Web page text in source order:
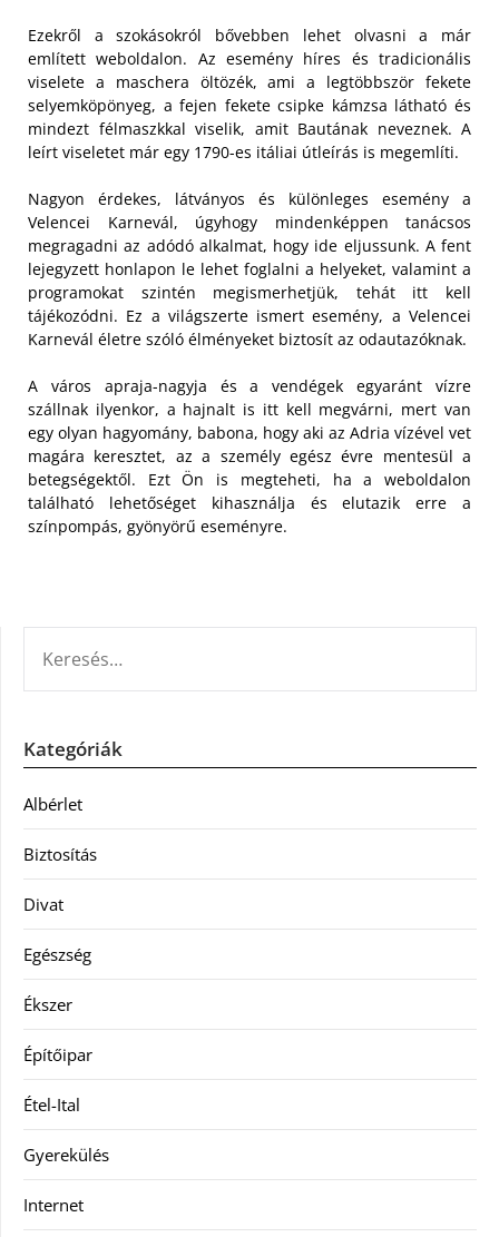
Ezekről a szokásokról bővebben lehet olvasni a már
említett weboldalon. Az esemény híres és tradicionális
viselete a maschera öltözék, ami a legtöbbször fekete
selyemköpönyeg, a fejen fekete csipke kámzsa látható és
mindezt félmaszkkal viselik, amit Bautának neveznek. A
leírt viseletet már egy 1790-es itáliai útleírás is megemlíti.
Nagyon érdekes, látványos és különleges esemény a
Velencei Karnevál, úgyhogy mindenképpen tanácsos
megragadni az adódó alkalmat, hogy ide eljussunk. A fent
lejegyzett honlapon le lehet foglalni a helyeket, valamint a
programokat szintén megismerhetjük, tehát itt kell
tájékozódni. Ez a világszerte ismert esemény, a Velencei
Karnevál életre szóló élményeket biztosít az odautazóknak.
A város apraja-nagyja és a vendégek egyaránt vízre
szállnak ilyenkor, a hajnalt is itt kell megvárni, mert van
egy olyan hagyomány, babona, hogy aki az Adria vízével vet
magára keresztet, az a személy egész évre mentesül a
betegségektől. Ezt Ön is megteheti, ha a weboldalon
található lehetőséget kihasználja és elutazik erre a
színpompás, gyönyörű eseményre.
Kategóriák
Albérlet
Biztosítás
Divat
Egészség
Ékszer
Építőipar
Étel-Ital
Gyerekülés
Internet